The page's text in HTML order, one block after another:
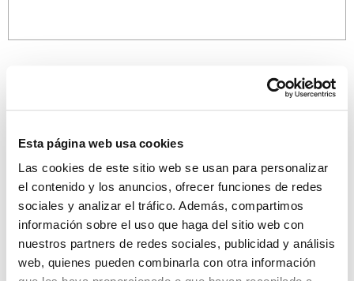
Esta página web usa cookies
Las cookies de este sitio web se usan para personalizar
el contenido y los anuncios, ofrecer funciones de redes
sociales y analizar el tráfico. Además, compartimos
información sobre el uso que haga del sitio web con
nuestros partners de redes sociales, publicidad y análisis
web, quienes pueden combinarla con otra información
¡Descubre más propiedades!